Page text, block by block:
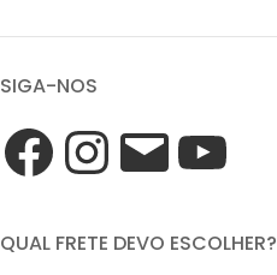
SIGA-NOS
QUAL FRETE DEVO ESCOLHER?